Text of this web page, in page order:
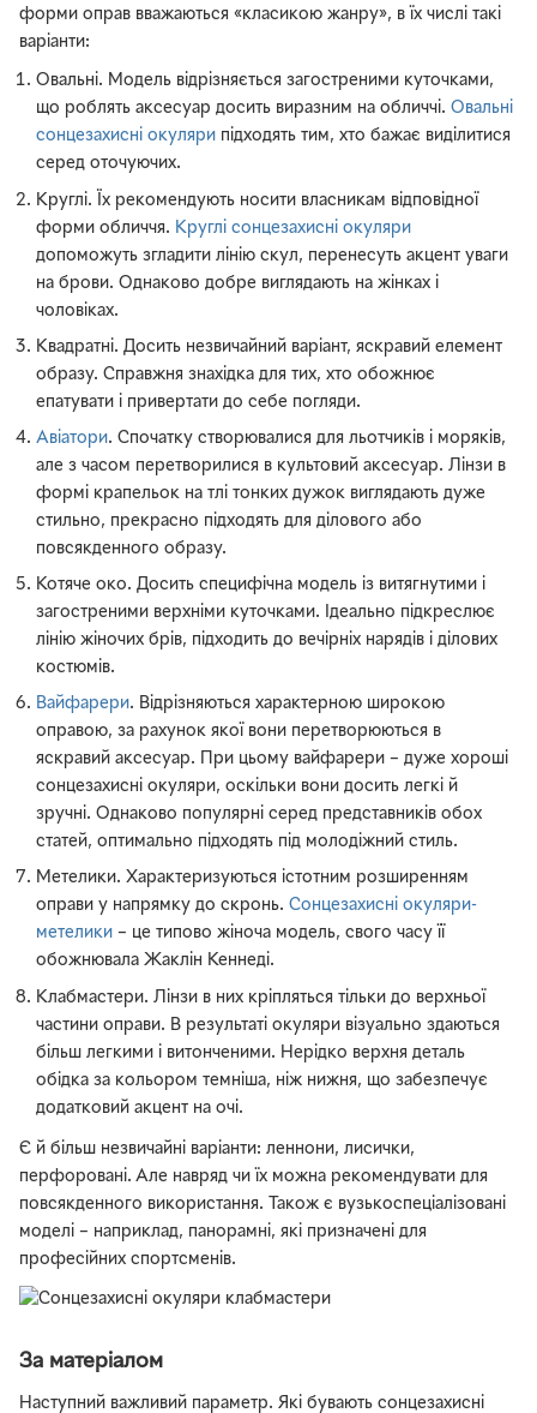
форми оправ вважаються «класикою жанру», в їх числі такі
варіанти:
Овальні. Модель відрізняється загостреними куточками,
що роблять аксесуар досить виразним на обличчі.Овальні
сонцезахисні окуляри
підходять тим, хто бажає виділитися
серед оточуючих.
Круглі. Їх рекомендують носити власникам відповідної
форми обличчя. Круглі сонцезахисні окуляри
допоможуть згладити лінію скул, перенесуть акцент уваги
на брови. Однаково добре виглядають на жінках і
чоловіках.
Квадратні. Досить незвичайний варіант, яскравий елемент
образу. Справжня знахідка для тих, хто обожнює
епатувати і привертати до себе погляди.
Авіатори. Спочатку створювалися для льотчиків і моряків,
але з часом перетворилися в культовий аксесуар. Лінзи в
формі крапельок на тлі тонких дужок виглядають дуже
стильно, прекрасно підходять для ділового або
повсякденного образу.
Котяче око. Досить специфічна модель із витягнутими і
загостреними верхніми куточками. Ідеально підкреслює
лінію жіночих брів, підходить до вечірніх нарядів і ділових
костюмів.
Вайфарери . Відрізняються характерною широкою
оправою, за рахунок якої вони перетворюються в
яскравий аксесуар. При цьому вайфарери – дуже хороші
сонцезахисні окуляри, оскільки вони досить легкі й
зручні. Однаково популярні серед представників обох
статей, оптимально підходять під молодіжний стиль.
Метелики. Характеризуються істотним розширенням
оправи у напрямку до скронь.Сонцезахисні окуляри-
метелики – це типово жіноча модель, свого часу її
обожнювала Жаклін Кеннеді.
Клабмастери. Лінзи в них кріпляться тільки до верхньої
частини оправи. В результаті окуляри візуально здаються
більш легкими і витонченими. Нерідко верхня деталь
обідка за кольором темніша, ніж нижня, що забезпечує
додатковий акцент на очі.
Є й більш незвичайні варіанти: леннони, лисички,
перфоровані. Але навряд чи їх можна рекомендувати для
повсякденного використання. Також є вузькоспеціалізовані
моделі – наприклад, панорамні, які призначені для
професійних спортсменів.
За матеріалом
Наступний важливий параметр. Які бувають сонцезахисні